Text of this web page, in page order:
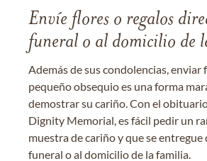
Envíe flores o regalos
funeral o al domicilio de
Además de sus condolencias, enviar
pequeño obsequio es una forma
demostrar su cariño. Con el
Dignity Memorial, es fácil pedir un
muestra de cariño y que se
funeral o al domicilio de la familia.